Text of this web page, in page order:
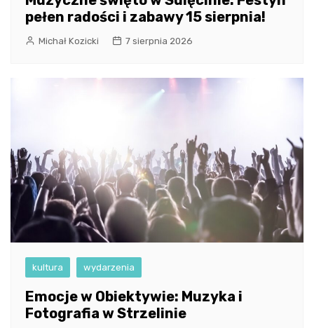
pełen radości i zabawy 15 sierpnia!
Michał Kozicki 7 sierpnia 2026
kultura wydarzenia
Emocje w Obiektywie: Muzyka i
Fotografia w Strzelinie